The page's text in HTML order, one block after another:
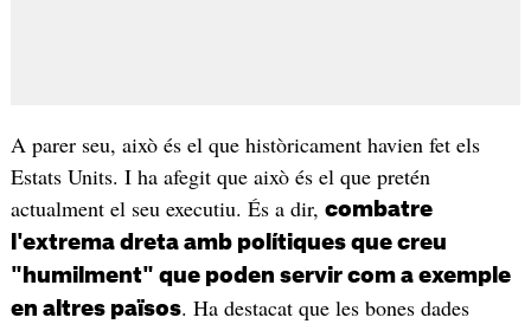
A parer seu, això és el que històricament havien fet els
Estats Units. I ha afegit que això és el que pretén
actualment el seu executiu. És a dir, combatre
l'extrema dreta amb polítiques que creu
"humilment" que poden servir com a exemple
en altres països. Ha destacat que les bones dades